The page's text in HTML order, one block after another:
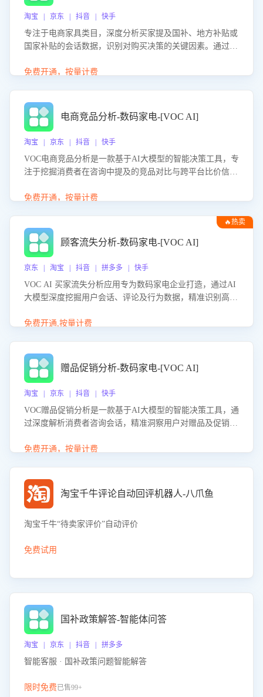
淘宝 | 京东 | 抖音 | 快手
专注于电商家具类目，深度分析买家提及国补、地方补贴或
国家补贴的会话数据，识别对购买决策的关键因素。通过AI
化策略，助力商家利用国补政策提升GMV。
免费开通，按量计费
电商竞品分析-数码家电-[VOC AI]
淘宝 | 京东 | 抖音 | 快手
VOC电商竞品分析是一款基于AI大模型的智能决策工具，专
注于挖掘消费者在咨询中提及的竞品对比与跨平台比价信
商品信息，进行多维度交叉对比，并分析消费者的比价行
企业优化营销话术、突出产品与服务优势，有效提升咨询转
化率，避免陷入单纯价格竞争，实现精准扬长避短。
免费开通，按量计费
🔥热卖
顾客流失分析-数码家电-[VOC AI]
京东 | 淘宝 | 抖音 | 拼多多 | 快手
VOC AI 买家流失分析应用专为数码家电企业打造，通过AI
大模型深度挖掘用户会话、评论及行为数据，精准识别高流
应延迟、竞品价格冲击等。系统自动输出可落地的挽回策
免费开通,按量计费
赠品促销分析-数码家电-[VOC AI]
淘宝 | 京东 | 抖音 | 快手
VOC赠品促销分析是一款基于AI大模型的智能决策工具，通
过深度解析消费者咨询会话，精准洞察用户对赠品及促销政
销诉求，帮助企业制定个性化赠品组合策略，优化资源投放
免费开通，按量计费
淘宝千牛评论自动回评机器人-八爪鱼
淘宝千牛“待卖家评价”自动评价
免费试用
国补政策解答-智能体问答
淘宝 | 京东 | 抖音 | 拼多多
智能客服 · 国补政策问题智能解答
限时免费已售99+